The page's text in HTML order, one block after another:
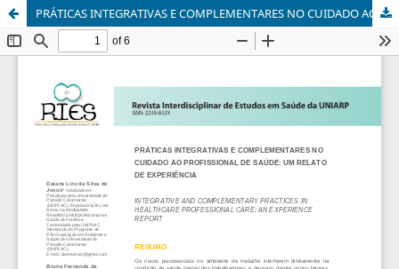
PRÁTICAS INTEGRATIVAS E COMPLEMENTARES NO CUIDADO AO PROFISSIONAL DE SAÚDE: UM RELATO DE EXPERIÊNCIA